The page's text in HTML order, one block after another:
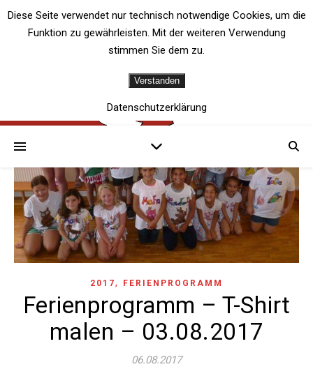
2017, FERIENPROGRAMM
Ferienprogramm – T-Shirt
malen – 03.08.2017
06.08.2017
Diese Seite verwendet nur technisch notwendige Cookies, um die
Funktion zu gewährleisten. Mit der weiteren Verwendung
stimmen Sie dem zu.
Verstanden
Datenschutzerklärung